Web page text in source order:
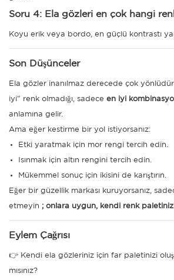
Soru 4: Ela gözleri en çok hangi
Koyu erik veya bordo, en güçlü kontrastı
Son Düşünceler
Ela gözler inanılmaz derecede çok
iyi" renk olmadığı, sadece en iyi
anlamına gelir.
Ama eğer kestirme bir yol istiyorsanız:
Etki yaratmak için mor rengi tercih edin.
Isınmak için altın rengini tercih edin.
Mükemmel sonuç için ikisini de karıştırın.
Eğer bir güzellik markası kuruyorsanız,
etmeyin ; onlara uygun, kendi renk
Eylem Çağrısı
👉 Kendi ela gözleriniz için far paletinizi
mısınız?